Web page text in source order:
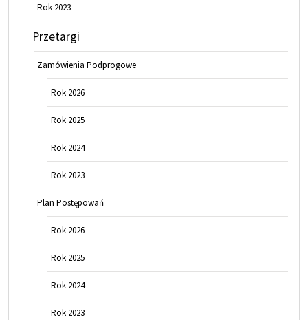
Rok 2023
Przetargi
Zamówienia Podprogowe
Rok 2026
Rok 2025
Rok 2024
Rok 2023
Plan Postępowań
Rok 2026
Rok 2025
Rok 2024
Rok 2023